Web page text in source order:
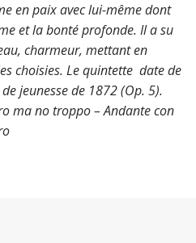
en paix avec lui-mêmedont
et la bonté profonde. Il a su
charmeur, mettant en
choisies. Le quintette date de
de jeunesse de 1872 (Op. 5).
ma no troppo – Andante con